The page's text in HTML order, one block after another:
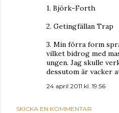
1. Björk-Forth
2. Getingfällan Trap
3. Min förra form
vilket bidrog med
ungen. Jag skulle
dessutom är vacker
24 april 2011 kl. 19:56
SKICKA EN KOMMENTAR